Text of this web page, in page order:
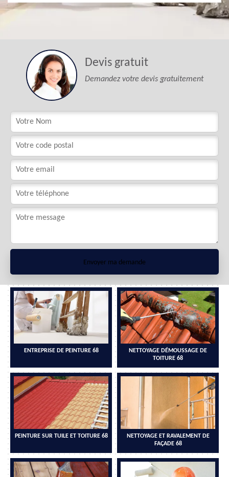
Devis gratuit
Demandez votre devis gratuitement
ENTREPRISE DE PEINTURE 68
NETTOYAGE DÉMOUSSAGE DE
TOITURE 68
PEINTURE SUR TUILE ET TOITURE 68
NETTOYAGE ET RAVALEMENT DE
FAÇADE 68